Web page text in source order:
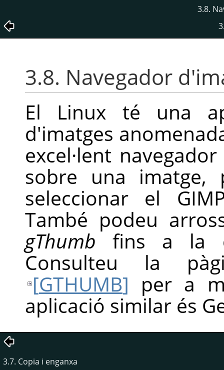
3.8.
3.8. Navegador
El Linux té una
d'imatges
excel·lent
sobre una
seleccionar el
També podeu
gThumb fins a la
Consulteu la
[GTHUMB] per a
aplicació similar és
3.7. Copia i enganxa